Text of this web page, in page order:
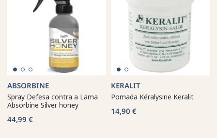
ABSORBINE
Spray Defesa contra a Lama
Absorbine Silver honey
44,99 €
KERALIT
Pomada Kéralysine Keralit
14,90 €